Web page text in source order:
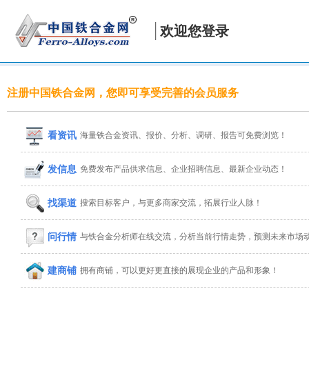
欢迎您登录
注册中国铁合金网，您即可享受完善的会员服务
看资讯 海量铁合金资讯、报价、分析、调研、报告可免费浏览！
发信息 免费发布产品供求信息、企业招聘信息、最新企业动态！
找渠道 搜索目标客户，与更多商家交流，拓展行业人脉！
问行情 与铁合金分析师在线交流，分析当前行情走势，预测未来市场
建商铺 拥有商铺，可以更好更直接的展现企业的产品和形象！